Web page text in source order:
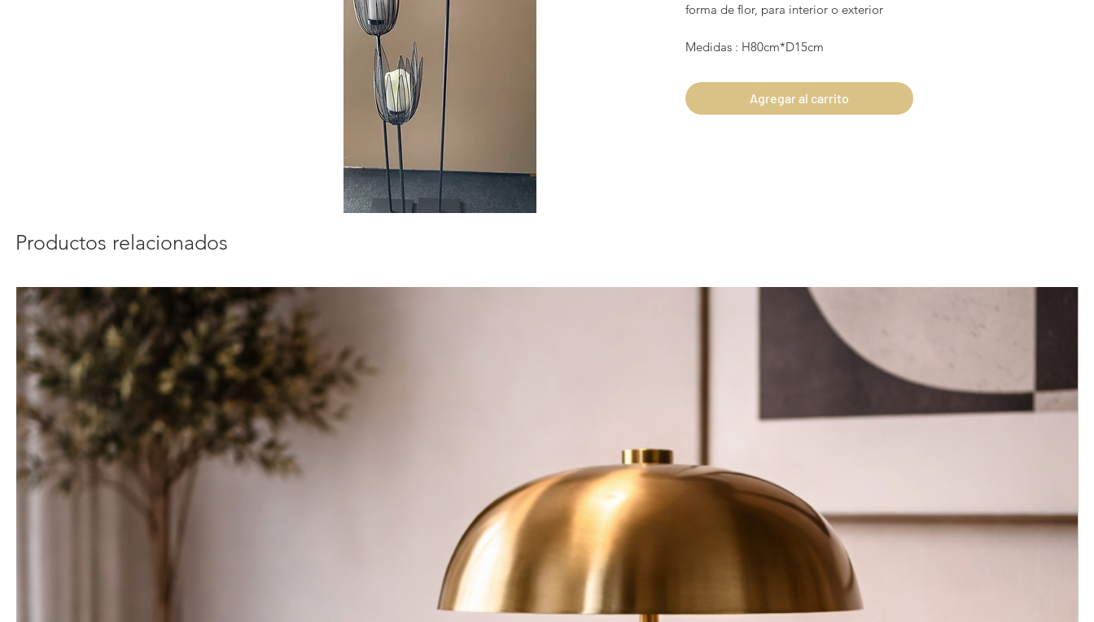
forma de flor, para interior o exterior
Medidas : H80cm*D15cm
Agregar al carrito
Productos relacionados